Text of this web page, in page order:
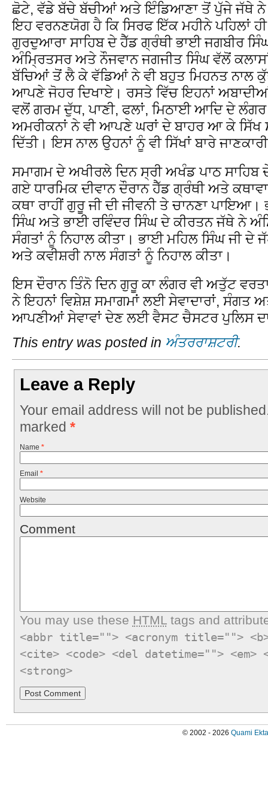
ਛੋਟੇ, ਵੱਡੇ ਬੱਚੇ ਬੱਚੀਆਂ ਅਤੇ ਇੰਡਿਆਣਾ ਤੋਂ ਪੁੱਜੇ ਜੱਥੇ ਨੇ
ਇਹ ਵਰਨਣਯੋਗ ਹੈ ਕਿ ਸਿਰਫ ਇੱਕ ਮਹੀਨੇ ਪਹਿਲਾਂ
ਗੁਰਦੁਆਰਾ ਸਾਹਿਬ ਦੇ ਹੈੱਡ ਗ੍ਰੰਥੀ ਭਾਈ ਜਗਬੀਰ
ਅੰਮ੍ਰਿਤਸਰ ਅਤੇ ਨੌਜਵਾਨ ਜਗਜੀਤ ਸਿੰਘ ਵੱਲੋਂ
ਬੱਚਿਆਂ ਤੋਂ ਲੈ ਕੇ ਵੱਡਿਆਂ ਨੇ ਵੀ ਬਹੁਤ ਮਿਹਨਤ ਨਾਲ
ਆਪਣੇ ਜੋਹਰ ਦਿਖਾਏ। ਰਸਤੇ ਵਿੱਚ ਇਹਨਾਂ
ਵਲੋਂ ਗਰਮ ਦੁੱਧ, ਪਾਣੀ, ਫਲਾਂ, ਮਿਠਾਈ ਆਦਿ ਦੇ
ਅਮਰੀਕਨਾਂ ਨੇ ਵੀ ਆਪਣੇ ਘਰਾਂ ਦੇ ਬਾਹਰ ਆ ਕੇ
ਦਿੱਤੀ। ਇਸ ਨਾਲ ਉਹਨਾਂ ਨੂੰ ਵੀ ਸਿੱਖਾਂ ਬਾਰੇ
ਸਮਾਗਮ ਦੇ ਅਖੀਰਲੇ ਦਿਨ ਸ੍ਰੀ ਅਖੰਡ ਪਾਠ
ਗਏ ਧਾਰਮਿਕ ਦੀਵਾਨ ਦੌਰਾਨ ਹੈੱਡ ਗ੍ਰੰਥੀ ਅਤੇ
ਕਥਾ ਰਾਹੀਂ ਗੁਰੂ ਜੀ ਦੀ ਜੀਵਨੀ ਤੇ ਚਾਨਣਾ
ਸਿੰਘ ਅਤੇ ਭਾਈ ਰਵਿੰਦਰ ਸਿੰਘ ਦੇ ਕੀਰਤਨ ਜੱਥੇ ਨੇ
ਸੰਗਤਾਂ ਨੂੰ ਨਿਹਾਲ ਕੀਤਾ। ਭਾਈ ਮਹਿਲ ਸਿੰਘ ਜੀ ਦੇ
ਅਤੇ ਕਵੀਸ਼ਰੀ ਨਾਲ ਸੰਗਤਾਂ ਨੂੰ ਨਿਹਾਲ ਕੀਤਾ।
ਇਸ ਦੌਰਾਨ ਤਿੰਨੋ ਦਿਨ ਗੁਰੂ ਕਾ ਲੰਗਰ ਵੀ ਅਤੁੱਟ
ਨੇ ਇਹਨਾਂ ਵਿਸ਼ੇਸ਼ ਸਮਾਗਮਾਂ ਲਈ ਸੇਵਾਦਾਰਾਂ, ਸੰਗਤ
ਆਪਣੀਆਂ ਸੇਵਾਵਾਂ ਦੇਣ ਲਈ ਵੈਸਟ ਚੈਸਟਰ ਪੁਲਿਸ ਦਾ
This entry was posted in ਅੰਤਰਰਾਸ਼ਟਰੀ.
Leave a Reply
Your email address will not be
marked *
Name *
Email *
Website
Comment
You may use these HTMLtags and
<abbr title=""> <acronym title="">
<cite> <code> <del datetime="">
<strong>
© 2002 - 2026 Quami